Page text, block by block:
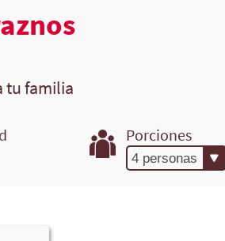
tu familia
Porciones